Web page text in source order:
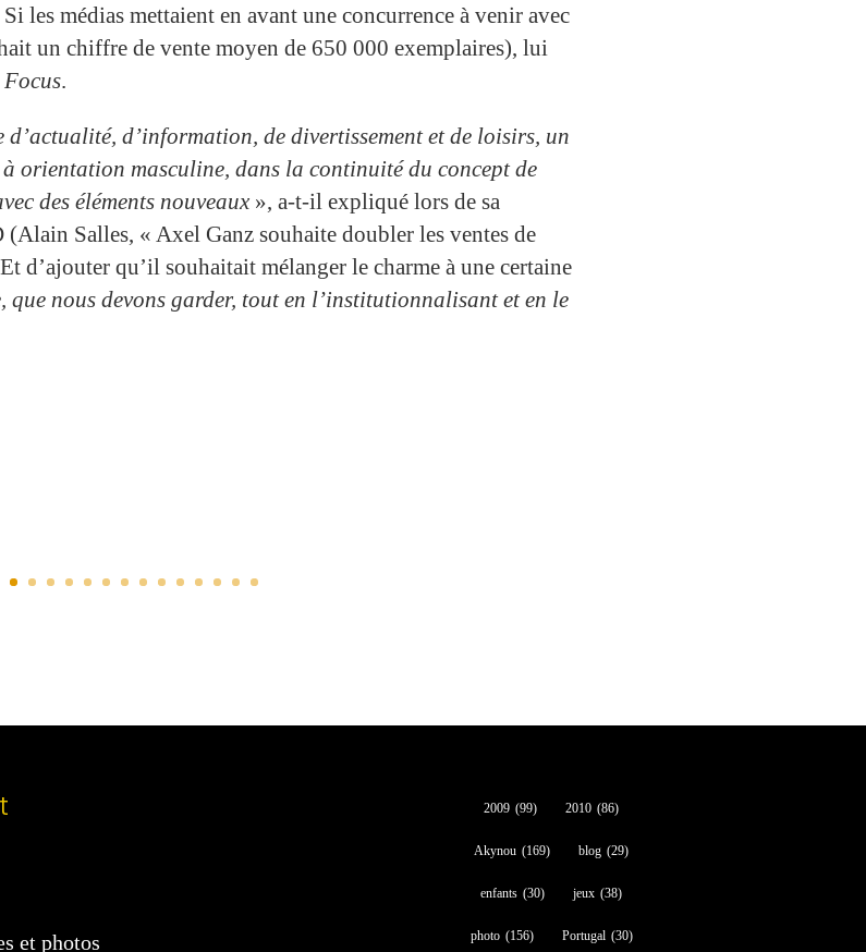
les médias mettaient en avant une concurrence à venir avec
un chiffre de vente moyen de 650 000 exemplaires), lui
Focus.
d’information, de divertissement et de loisirs, un
orientation masculine, dans la continuité du concept de
des éléments nouveaux», a-t-il expliqué lors de sa
(Alain Salles, « Axel Ganz souhaite doubler les ventes de
d’ajouter qu’il souhaitait mélanger le charme à une certaine
que nous devons garder, tout en l’institutionnalisant et en le
et photos
2009 (99) 2010 (86)
Akynou (169) blog (29)
enfants (30) jeux (38)
photo (156) Portugal (30)